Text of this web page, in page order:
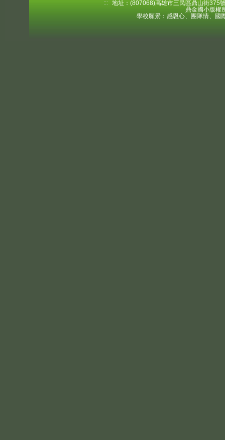
::: 地址：(807068)高雄市三民區鼎山街
鼎金國小版權
學校願景：感恩心、團隊情、國